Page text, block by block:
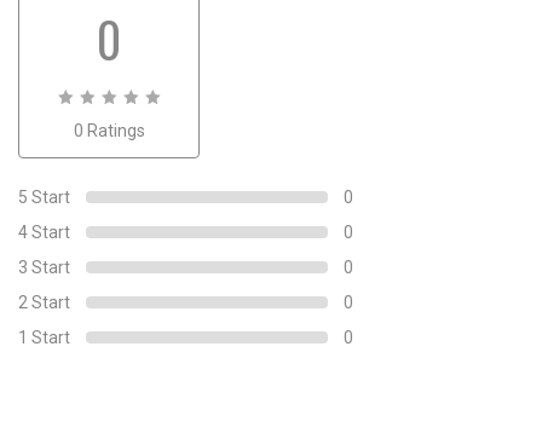
0
out
0
0 Ratings
5 Start
0
4 Start
0
3 Start
0
2 Start
0
1 Start
0